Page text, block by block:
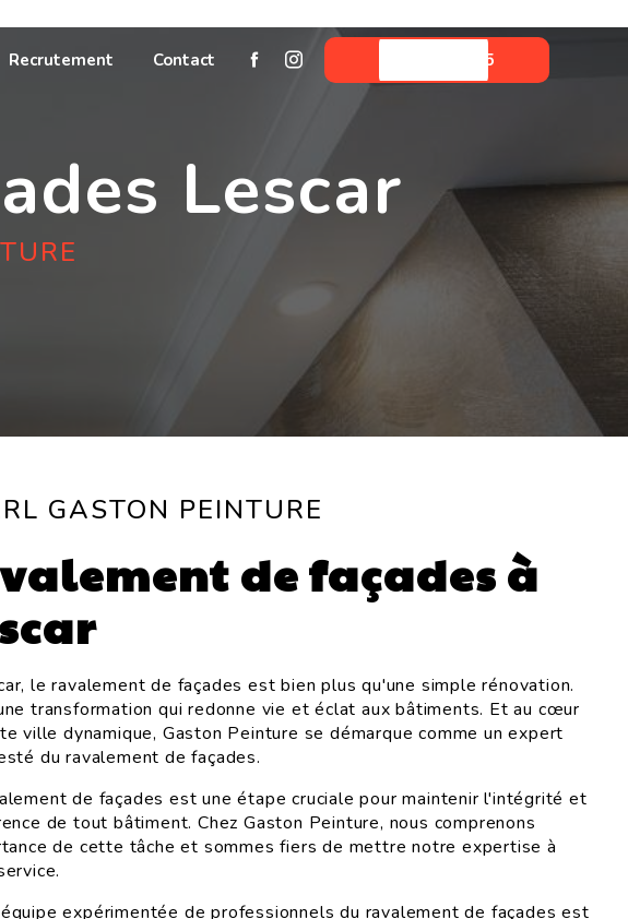
Recrutement Contact 05 59 06 33 45
Lescar
GASTON PEINTURE
de façades à
le ravalement de façades est bien plus qu'une simple rénovation.
transformation qui redonne vie et éclat aux bâtiments. Et au cœur
ville dynamique, Gaston Peinture se démarque comme un expert
du ravalement de façades.
de façades est une étape cruciale pour maintenir l'intégrité et
de tout bâtiment. Chez Gaston Peinture, nous comprenons
de cette tâche et sommes fiers de mettre notre expertise à
expérimentée de professionnels du ravalement de façades est